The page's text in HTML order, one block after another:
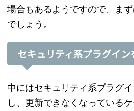
場合もあるようですので、ま
でしょう。
セキュリティ系プラグイン
中にはセキュリティ系プラグ
し、更新できなくなっているケ